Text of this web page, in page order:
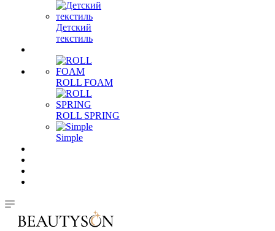
Детский
текстиль
ROLL FOAM
ROLL SPRING
Simple